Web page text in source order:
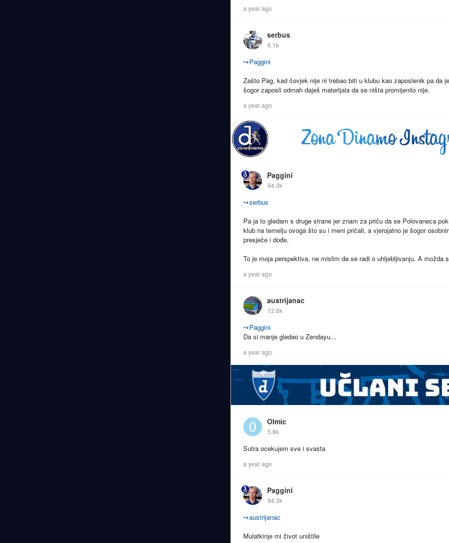
a year ago
serbus
6.1k
↪Paggini
Zašto Pag, kad čovjek nije ni trebao biti u klubu kao zaposlenik pa da
šogor zaposli odmah daješ materijala da se ništa promijenilo nije.
a year ago
Paggini
94.3k
↪serbus
Pa ja to gledam s druge strane jer znam za priču da se Polovaneca
klub na temelju ovoga što su i meni pričali, a vjerojatno je šogor
presječe i dođe.
To je moja perspektiva, ne mislim da se radi o uhljebljivanju. A možda
a year ago
austrijanac
12.6k
↪Paggini
Da si manje gledao u Zendayu...
a year ago
Olmic
5.8k
Sutra ocekujem sve i svasta
a year ago
Paggini
94.3k
↪austrijanac
Mulatkinje mi život uništile